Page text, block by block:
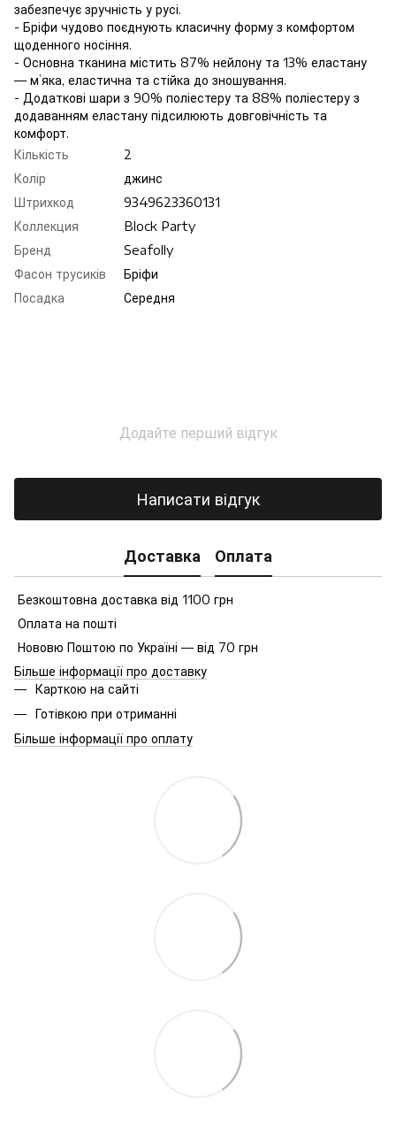
забезпечує зручність у русі.
- Бріфи чудово поєднують класичну форму з комфортом
щоденного носіння.
- Основна тканина містить 87% нейлону та 13% еластану
— м’яка, еластична та стійка до зношування.
- Додаткові шари з 90% поліестеру та 88% поліестеру з
додаванням еластану підсилюють довговічність та
комфорт.
Кількість
2
Колір
джинс
Штрихкод
9349623360131
Коллекция
Block Party
Бренд
Seafolly
Фасон трусиків
Бріфи
Посадка
Середня
Додайте перший відгук
Написати відгук
Доставка Оплата
Безкоштовна доставка від 1100 грн
Оплата на пошті
Нововю Поштою по Україні — від 70 грн
Більше інформації про доставку
Карткою на сайті
Готівкою при отриманні
Більше інформації про оплату